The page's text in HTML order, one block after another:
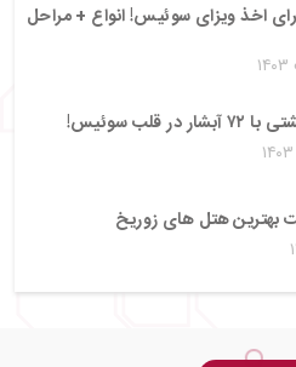
اخذ ویزای سوئیس! انواع + مراحل
قلب سوئیس!
بهترین هتل های زوریخ